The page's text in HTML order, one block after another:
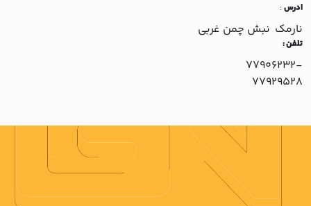
ادرس:
نارمک نبش چمن غربي
تلفن :
77906232-
77929528